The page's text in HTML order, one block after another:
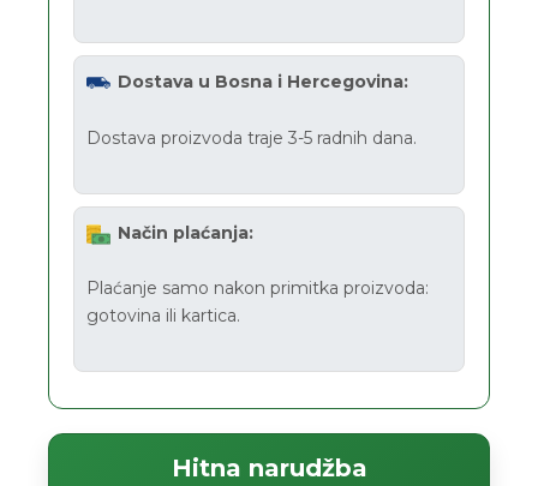
Dostava u Bosna i Hercegovina:
Dostava proizvoda traje 3-5 radnih dana.
Način plaćanja:
Plaćanje samo nakon primitka proizvoda:
gotovina ili kartica.
Hitna narudžba